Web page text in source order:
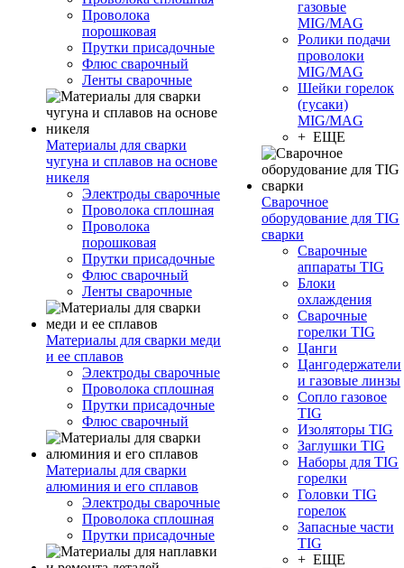
Проволока
порошковая
Прутки присадочные
Флюс сварочный
Ленты сварочные
Материалы для сварки
чугуна и сплавов на основе
никеля
Электроды сварочные
Проволока сплошная
Проволока
порошковая
Прутки присадочные
Флюс сварочный
Ленты сварочные
Материалы для сварки меди
и ее сплавов
Электроды сварочные
Проволока сплошная
Прутки присадочные
Флюс сварочный
Материалы для сварки
алюминия и его сплавов
Электроды сварочные
Проволока сплошная
Прутки присадочные
газовые
MIG/MAG
Ролики подачи
проволоки
MIG/MAG
Шейки горелок
(гусаки)
MIG/MAG
+ ЕЩЕ
Сварочное
оборудование для TIG
сварки
Сварочные
аппараты TIG
Блоки
охлаждения
Сварочные
горелки TIG
Цанги
Цангодержатели
и газовые линзы
Сопло газовое
TIG
Изоляторы TIG
Заглушки TIG
Наборы для TIG
горелки
Головки TIG
горелок
Запасные части
TIG
+ ЕЩЕ